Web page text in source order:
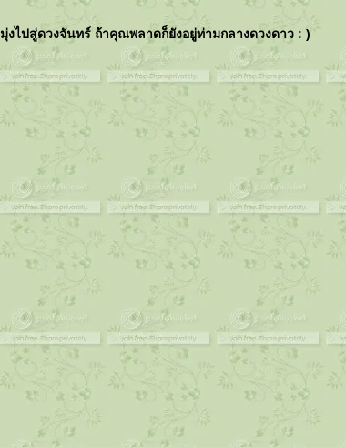
มุ่งไปสู่ดวงจันทร์ ถ้าคุณพลาดก็ยังอยู่ท่ามกลางดวงดาว : )